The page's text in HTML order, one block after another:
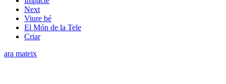
Next
Viure bé
El Món de la Tele
Criar
ara mateix